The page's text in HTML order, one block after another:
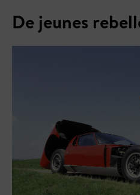
De jeunes